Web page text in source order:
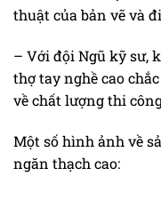
thuật của bản vẽ và
– Với đội Ngũ kỹ sư,
thợ tay nghề cao
về chất lượng thi
Một số hình ảnh về
ngăn thạch cao: